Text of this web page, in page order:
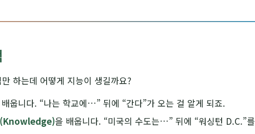
하는데 어떻게 지능이 생길까요?
웁니다. “나는 학교에…” 뒤에 “간다”가 오는 걸 알게 되죠.
을 배웁니다. “미국의 수도는…” 뒤에 “워싱턴 D.C.”를